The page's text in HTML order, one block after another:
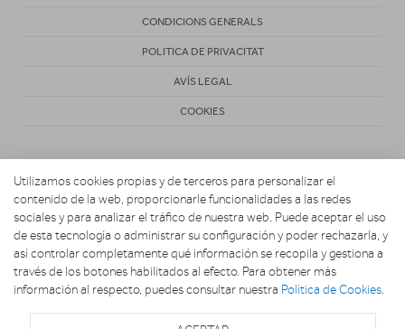
CONDICIONS GENERALS
POLITICA DE PRIVACITAT
AVÍS LEGAL
COOKIES
Copyright 2026. CONECTA HOGAR
Utilizamos cookies propias y de terceros para personalizar el
contenido de la web, proporcionarle funcionalidades a las redes
sociales y para analizar el tráfico de nuestra web. Puede aceptar el uso
de esta tecnología o administrar su configuración y poder rechazarla, y
así controlar completamente qué información se recopila y gestiona a
través de los botones habilitados al efecto. Para obtener más
información al respecto, puedes consultar nuestra Política de Cookies.